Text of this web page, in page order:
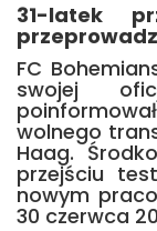
31-latek
FC
swojej
wolnego
Haag.
przejściu
nowym
30 czerwca